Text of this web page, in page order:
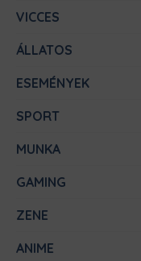
VICCES
ÁLLATOS
ESEMÉNYEK
SPORT
MUNKA
GAMING
ZENE
ANIME